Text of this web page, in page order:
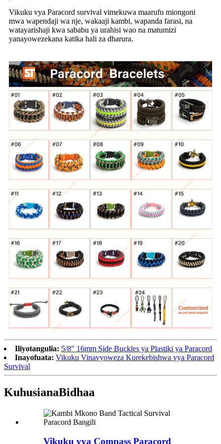
Vikuku vya Paracord survival vimekuwa maarufu miongoni
mwa wapendaji wa nje, wakaaji kambi, wapanda farasi, na
watayarishaji kwa sababu ya urahisi wao na matumizi
yanayowezekana katika hali za dharura.
Iliyotangulia: 5/8″ 16mm Side Buckles ya Plastiki ya Paracord
Inayofuata: Vikuku Vinavyoweza Kurekebishwa vya Paracord
Survival
KuhusianaBidhaa
Vikuku vya Compass Paracord